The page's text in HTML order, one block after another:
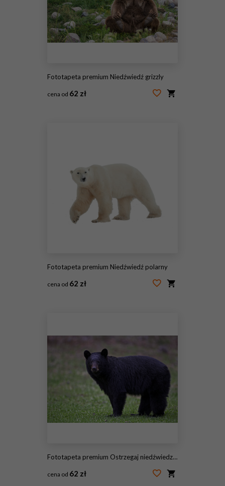
Fototapeta premium Niedźwiedź grizzly
cena od 62 zł
Fototapeta premium Niedźwiedź polarny
cena od 62 zł
Fototapeta premium Ostrzegaj niedźwiedzia czarnego na łące, obserwując (Ursus Americanus)
cena od 62 zł